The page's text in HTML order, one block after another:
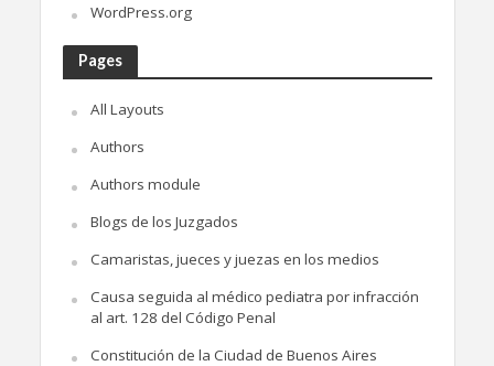
WordPress.org
Pages
All Layouts
Authors
Authors module
Blogs de los Juzgados
Camaristas, jueces y juezas en los medios
Causa seguida al médico pediatra por infracción
al art. 128 del Código Penal
Constitución de la Ciudad de Buenos Aires